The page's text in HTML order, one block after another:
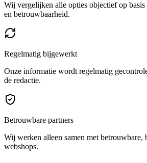
Wij vergelijken alle opties objectief op
en betrouwbaarheid.
Regelmatig bijgewerkt
Onze informatie wordt regelmatig
de redactie.
Betrouwbare partners
Wij werken alleen samen met betrouwbare,
webshops.